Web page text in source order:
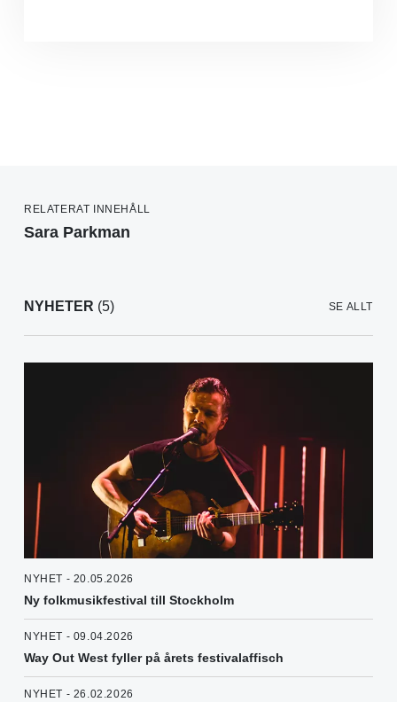
RELATERAT INNEHÅLL
Sara Parkman
NYHETER (5) SE ALLT
NYHET - 20.05.2026
Ny folkmusikfestival till Stockholm
NYHET - 09.04.2026
Way Out West fyller på årets festivalaffisch
NYHET - 26.02.2026